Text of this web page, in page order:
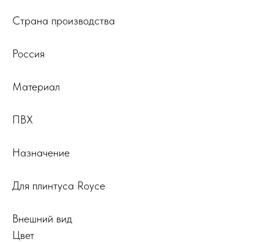
Страна производства
Россия
Материал
ПВХ
Назначение
Для плинтуса Royce
Внешний вид
Цвет